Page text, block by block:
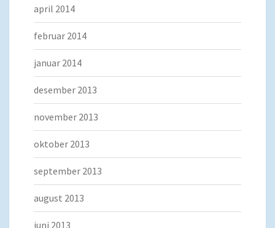
april 2014
februar 2014
januar 2014
desember 2013
november 2013
oktober 2013
september 2013
august 2013
juni 2013